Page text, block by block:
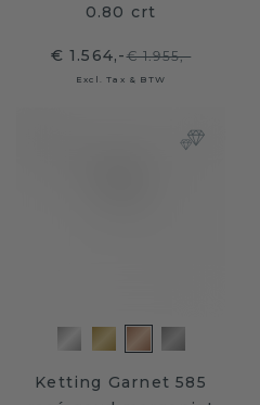
0.80 crt
€ 1.564,-€ 1.955,-
Excl. Tax & BTW
Ketting Garnet 585